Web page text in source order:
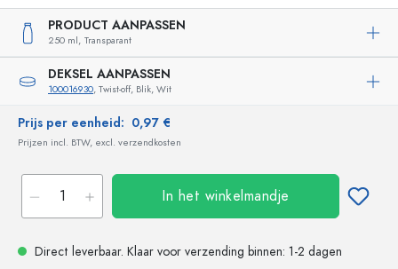
PRODUCT AANPASSEN
250 ml, Transparant
DEKSEL AANPASSEN
100016930, Twist-off, Blik, Wit
Prijs per eenheid: 0,97 €
Prijzen incl. BTW, excl. verzendkosten
In het winkelmandje
Direct leverbaar. Klaar voor verzending binnen: 1-2 dagen